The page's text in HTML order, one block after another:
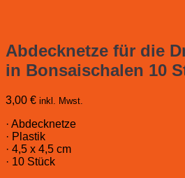
Abdecknetze für die
in Bonsaischalen 10
3,00 € inkl. Mwst.
· Abdecknetze
· Plastik
· 4,5 x 4,5 cm
· 10 Stück